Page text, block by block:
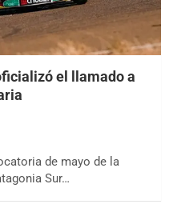
el llamado a
de mayo de la
Sur…